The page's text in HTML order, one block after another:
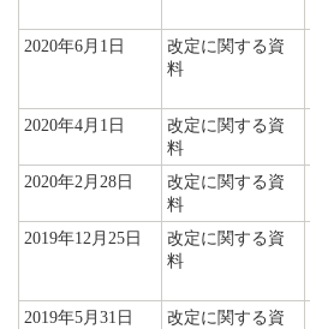
2020年6月1日
改定に関する資
料
2020年4月1日
改定に関する資
料
2020年2月28日
改定に関する資
料
2019年12月25日
改定に関する資
料
2019年5月31日
改定に関する資